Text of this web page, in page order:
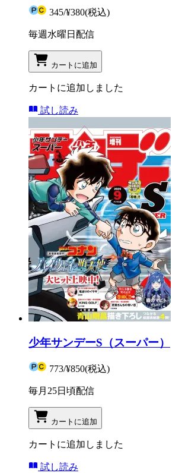
345/¥380(税込)
毎週水曜日配信
カートに追加
カートに追加しました
試し読み
少年サンデーS（スーパー）
773/¥850(税込)
毎月25日頃配信
カートに追加
カートに追加しました
試し読み